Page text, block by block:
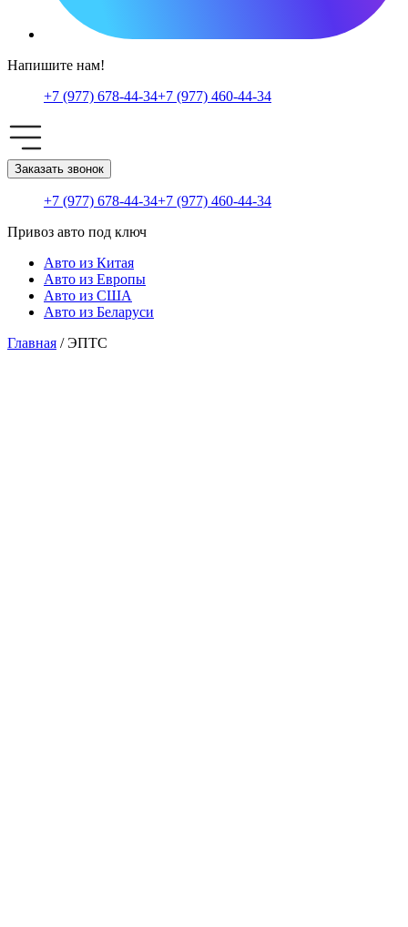
Напишите нам!
+7 (977) 678-44-34+7 (977) 460-44-34
Заказать звонок
+7 (977) 678-44-34+7 (977) 460-44-34
Привоз авто под ключ
Авто из Китая
Авто из Европы
Авто из США
Авто из Беларуси
Главная / ЭПТС